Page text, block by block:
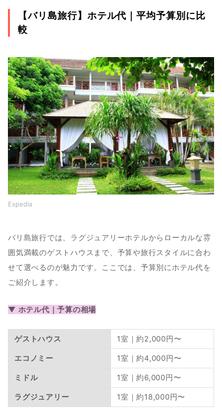
【バリ島旅行】ホテル代｜平均予算別に比
較
Expedia
バリ島旅行では、ラグジュアリーホテルからローカルな雰
囲気満載のゲストハウスまで、予算や旅行スタイルに合わ
せて選べるのが魅力です。ここでは、予算別にホテル代を
ご紹介します。
▼ ホテル代｜予算の相場
ゲストハウス 1室｜約2,000円〜
エコノミー 1室｜約4,000円〜
ミドル 1室｜約6,000円〜
ラグジュアリー 1室｜約18,000円〜